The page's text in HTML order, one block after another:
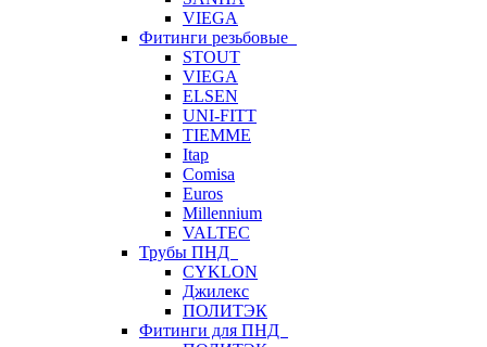
VIEGA
Фитинги резьбовые
STOUT
VIEGA
ELSEN
UNI-FITT
TIEMME
Itap
Comisa
Euros
Millennium
VALTEC
Трубы ПНД
CYKLON
Джилекс
ПОЛИТЭК
Фитинги для ПНД